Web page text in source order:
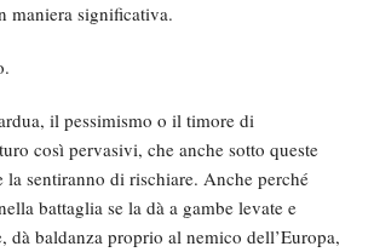
maniera significativa.
il pessimismo o il timore di
così pervasivi, che anche sotto queste
sentiranno di rischiare. Anche perché
battaglia se la dà a gambe levate e
dà baldanza proprio al nemico dell’Europa,